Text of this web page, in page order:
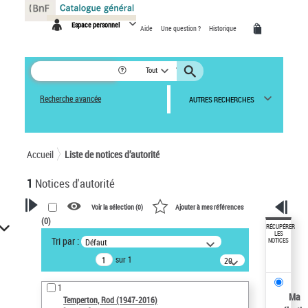
Espace personnel Aide Une question ? Historique
Tout
Recherche avancée AUTRES RECHERCHES
Accueil Liste de notices d’autorité
1 Notices d'autorité
VOTRE RECHERCHE
Recherche avancée dans les
notices d’autorité
Œuvres liées à l'auteur :
Temperton, Rod (1947-2016)
Voir la sélection (0) Ajouter à mes références
(0)
Tri par : Défaut
sur 1
20
résultats/page
1
Temperton, Rod (1947-2016)
RÉCUPÉRER
LES
NOTICES
Ma
Panneau de gestion des cookies